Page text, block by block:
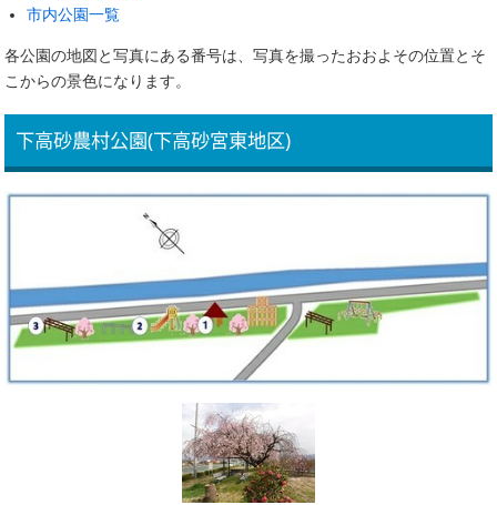
市内公園一覧
各公園の地図と写真にある番号は、写真を撮ったおおよその位置とそ
こからの景色になります。
下高砂農村公園(下高砂宮東地区)